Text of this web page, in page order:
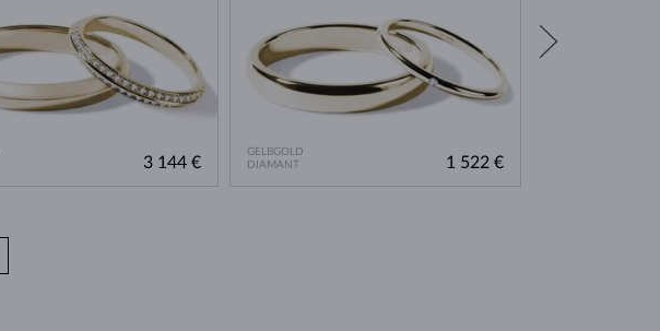
3 144 €
GELBGOLD
DIAMANT
1 522 €